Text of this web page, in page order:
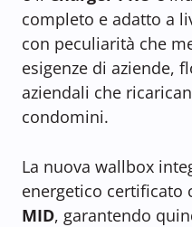
completo e adatto a
con peculiarità che
esigenze di aziende,
aziendali che
condomini.
La nuova wallbox
energetico certificato
MID, garantendo